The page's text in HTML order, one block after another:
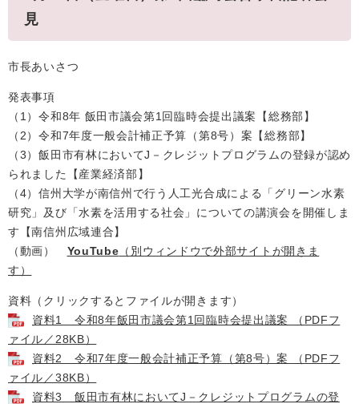
見
市長あいさつ
発表事項
（1）令和8年 飯田市議会第1回臨時会提出議案【総務部】
（2）令和7年度一般会計補正予算（第8号）案【総務部】
（3）飯田市有林においてJ－クレジットプログラムの登録が認め
られました【産業経済部】
（4）信州大学が南信州で行う人工光合成による「グリーン水素
研究」及び「水素を活用する社会」についての講演会を開催しま
す【南信州広域連合】
（動画） YouTube （別ウィンドウで外部サイトが開きま
す）
資料（クリックするとファイルが開きます）
資料1 令和8年飯田市議会第1回臨時会提出議案 （PDFフ
ァイル／28KB）
資料2 令和7年度一般会計補正予算（第8号）案 （PDFフ
ァイル／38KB）
資料3 飯田市有林においてJ－クレジットプログラムの登